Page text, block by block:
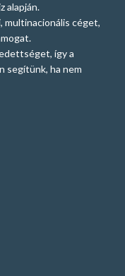
alapján.
multinacionális céget,
így a
segítünk, ha nem